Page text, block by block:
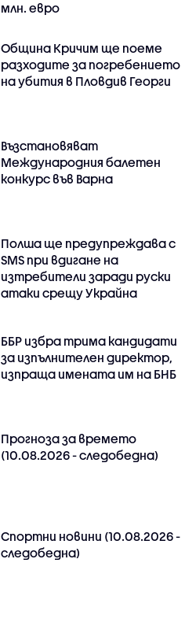
млн. евро
Община Кричим ще поеме
разходите за погребението
на убития в Пловдив Георги
Възстановяват
Международния балетен
конкурс във Варна
Полша ще предупреждава с
SMS при вдигане на
изтребители заради руски
атаки срещу Украйна
ББР избра трима кандидати
за изпълнителен директор,
изпраща имената им на БНБ
Прогноза за времето
(10.08.2026 - следобедна)
Спортни новини (10.08.2026 -
следобедна)